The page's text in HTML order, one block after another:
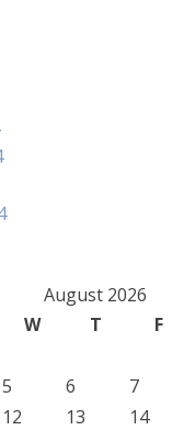
August 2026
W T F
5 6 7
12 13 14